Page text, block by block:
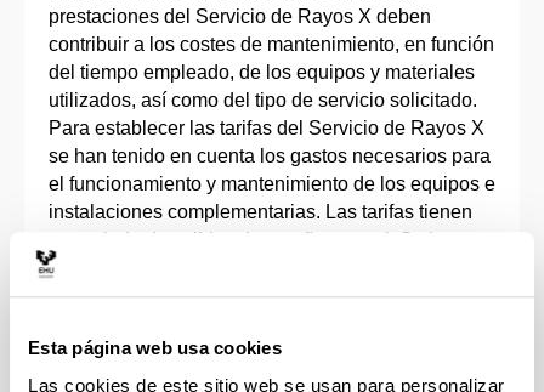
Esta página web usa cookies
Las cookies de este sitio web se usan para personalizar
prestaciones del Servicio de Rayos X deben
contribuir a los costes de mantenimiento, en función
del tiempo empleado, de los equipos y materiales
utilizados, así como del tipo de servicio solicitado.
Para establecer las tarifas del Servicio de Rayos X
se han tenido en cuenta los gastos necesarios para
el funcionamiento y mantenimiento de los equipos e
instalaciones complementarias. Las tarifas tienen
un periodo de validez de un año natural. Se han
definido los siguientes tipos de tarifas:
se realizará de forma periódica mediante
facturación interna (transferencia entre UGAs).